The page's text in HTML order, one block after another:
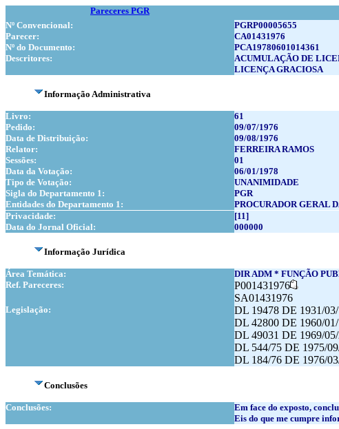
Pareceres PGR
Nº Convencional:
PGRP00005655
Parecer:
CA01431976
Nº do Documento:
PCA19780601014361
Descritores:
ACUMULAÇÃO DE
LICENÇA GRACIOSA
Informação Administrativa
Livro:
61
Pedido:
09/07/1976
Data de Distribuição:
09/08/1976
Relator:
FERREIRA RAMOS
Sessões:
01
Data da Votação:
06/01/1978
Tipo de Votação:
UNANIMIDADE
Sigla do Departamento 1:
PGR
Entidades do Departamento 1:
PROCURADOR GERAL
Privacidade:
[11]
Data do Jornal Oficial:
000000
Informação Jurídica
Área Temática:
DIR ADM * FUNÇÃO
Ref. Pareceres:
P001431976
SA01431976
Legislação:
DL 19478 DE 1931/
DL 42800 DE 1960/
DL 49031 DE 1969/
DL 544/75 DE 1975/
DL 184/76 DE 1976/
Conclusões
Conclusões:
Em face do exposto,
Eis do que me cumpre